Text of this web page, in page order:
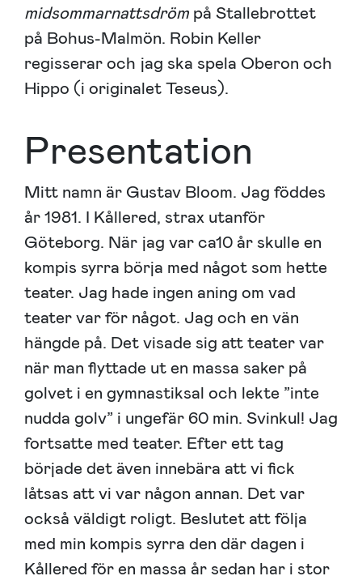
midsommarnattsdröm på Stallebrottet
på Bohus-Malmön. Robin Keller
regisserar och jag ska spela Oberon och
Hippo (i originalet Teseus).
Presentation
Mitt namn är Gustav Bloom. Jag föddes
år 1981. I Kållered, strax utanför
Göteborg. När jag var ca10 år skulle en
kompis syrra börja med något som hette
teater. Jag hade ingen aning om vad
teater var för något. Jag och en vän
hängde på. Det visade sig att teater var
när man flyttade ut en massa saker på
golvet i en gymnastiksal och lekte ”inte
nudda golv” i ungefär 60 min. Svinkul! Jag
fortsatte med teater. Efter ett tag
började det även innebära att vi fick
låtsas att vi var någon annan. Det var
också väldigt roligt. Beslutet att följa
med min kompis syrra den där dagen i
Kållered för en massa år sedan har i stor